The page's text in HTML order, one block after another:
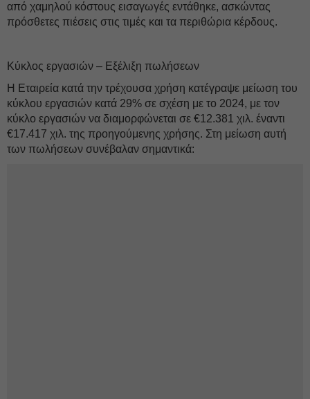
από χαμηλού κόστους εισαγωγές εντάθηκε, ασκώντας
πρόσθετες πιέσεις στις τιμές και τα περιθώρια κέρδους.
Κύκλος εργασιών – Εξέλιξη πωλήσεων
Η Εταιρεία κατά την τρέχουσα χρήση κατέγραψε μείωση του
κύκλου εργασιών κατά 29% σε σχέση με το 2024, με τον
κύκλο εργασιών να διαμορφώνεται σε €12.381 χιλ. έναντι
€17.417 χιλ. της προηγούμενης χρήσης. Στη μείωση αυτή
των πωλήσεων συνέβαλαν σημαντικά: